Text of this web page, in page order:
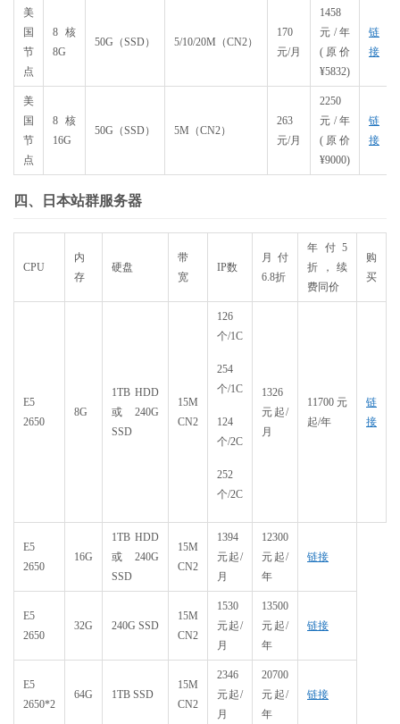
美
国
节
点
8核
8G
50G（SSD） 5/10/20M（CN2）
170
元/月
1458
元/年
(原价
¥5832)
链
接
美
国
节
点
8核
16G
50G（SSD） 5M（CN2）
263
元/月
2250
元/年
(原价
¥9000)
链
接
四、日本站群服务器
CPU
内
存
硬盘
带
宽
IP数
月付
6.8折
年付5
折，续
费同价
购
买
E5
2650
8G
1TB HDD
或 240G
SSD
15M
CN2
126
个/1C
254
个/1C
124
个/2C
252
个/2C
1326
元起/
月
11700元
起/年
链
接
E5
2650
16G
1TB HDD
或 240G
SSD
15M
CN2
1394
元起/
月
12300
元起/
年
链接
E5
2650
32G 240G SSD
15M
CN2
1530
元起/
月
13500
元起/
年
链接
E5
2650*2
64G 1TB SSD
15M
CN2
2346
元起/
月
20700
元起/
年
链接